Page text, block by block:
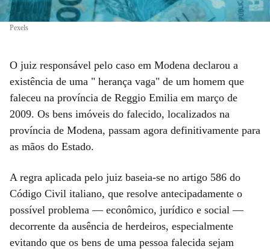
Pexels
O juiz responsável pelo caso em Modena declarou a
existência de uma " herança vaga" de um homem que
faleceu na província de Reggio Emilia em março de
2009. Os bens imóveis do falecido, localizados na
província de Modena, passam agora definitivamente para
as mãos do Estado.
A regra aplicada pelo juiz baseia-se no artigo 586 do
Código Civil italiano, que resolve antecipadamente o
possível problema — econômico, jurídico e social —
decorrente da ausência de herdeiros, especialmente
evitando que os bens de uma pessoa falecida sejam